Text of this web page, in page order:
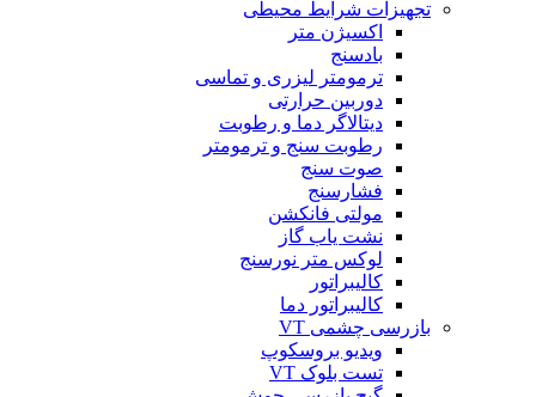
تجهیزات شرایط محیطی
اکسیژن متر
بادسنج
ترمومتر لیزری و تماسی
دوربین حرارتی
دیتالاگر دما و رطوبت
رطوبت سنج و ترمومتر
صوت سنج
فشارسنج
مولتی فانکشن
نشت یاب گاز
لوکس متر نورسنج
کالیبراتور
کالیبراتور دما
بازرسی چشمی VT
ویدیو بروسکوپ
تست بلوک VT